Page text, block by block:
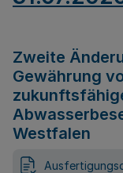
Zweite
Gewährung
Westfalen